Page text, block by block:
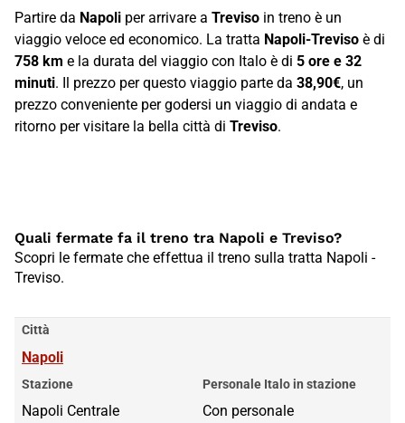
Partire da Napoli per arrivare a Treviso in treno è un
viaggio veloce ed economico. La tratta Napoli-Treviso è di
758 km e la durata del viaggio con Italo è di 5 ore e 32
minuti. Il prezzo per questo viaggio parte da 38,90€, un
prezzo conveniente per godersi un viaggio di andata e
ritorno per visitare la bella città di Treviso.
Quali fermate fa il treno tra Napoli e Treviso?
Scopri le fermate che effettua il treno sulla tratta Napoli -
Treviso.
Città
Napoli
Stazione
Napoli Centrale
Personale Italo in stazione
Con personale